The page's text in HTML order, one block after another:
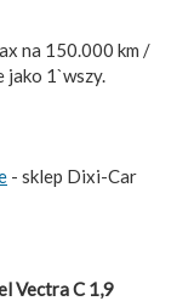
na 150.000 km /
jako 1`wszy.
- sklep Dixi-Car
Vectra C 1,9